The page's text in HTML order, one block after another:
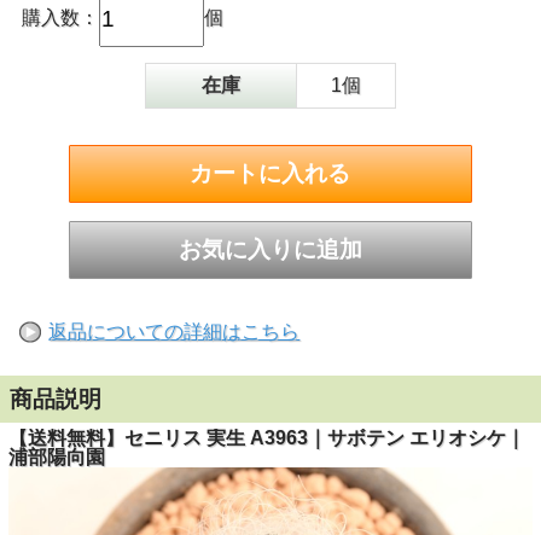
購入数： 個
在庫 1個
返品についての詳細はこちら
商品説明
【送料無料】セニリス 実生 A3963｜サボテン エリオシケ｜
浦部陽向園